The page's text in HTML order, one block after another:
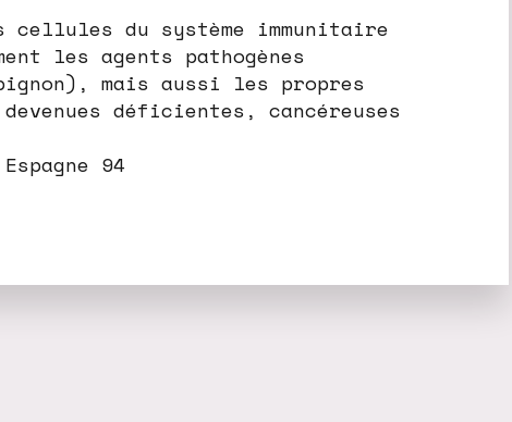
cellules du système immunitaire
les agents pathogènes
mais aussi les propres
déficientes, cancéreuses
94